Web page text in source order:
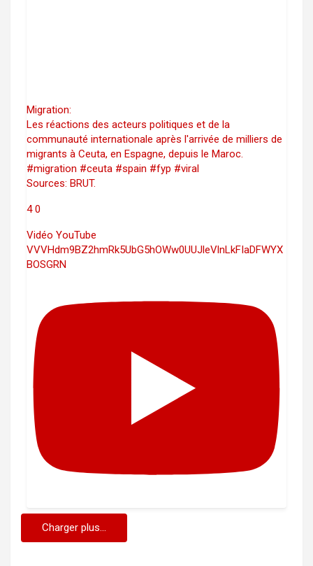
Migration:
Les réactions des acteurs politiques et de la
communauté internationale après l'arrivée de milliers de
migrants à Ceuta, en Espagne, depuis le Maroc.
#migration #ceuta #spain #fyp #viral
Sources: BRUT.
4 0
Vidéo YouTube
VVVHdm9BZ2hmRk5UbG5hOWw0UUJleVlnLkFIaDFWYX
BOSGRN
Charger plus...